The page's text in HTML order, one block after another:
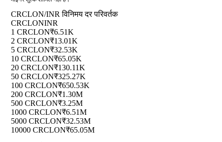
CRCLON/INR विनिमय दर परिवर्तक
CRCLONINR
1 CRCLON₹6.51K
2 CRCLON₹13.01K
5 CRCLON₹32.53K
10 CRCLON₹65.05K
20 CRCLON₹130.11K
50 CRCLON₹325.27K
100 CRCLON₹650.53K
200 CRCLON₹1.30M
500 CRCLON₹3.25M
1000 CRCLON₹6.51M
5000 CRCLON₹32.53M
10000 CRCLON₹65.05M